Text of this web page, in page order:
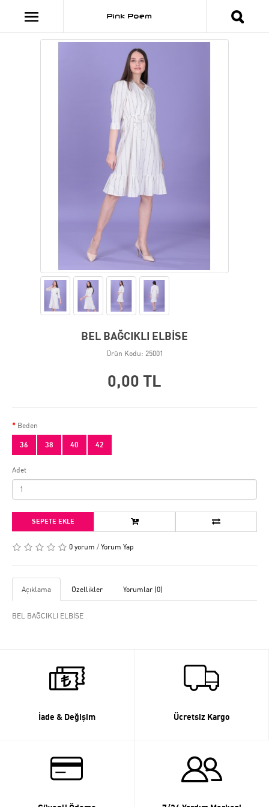
BEL BAĞCIKLI ELBİSE
Ürün Kodu: 25001
0,00 TL
Beden
36 38 40 42
Adet
SEPETE EKLE
0 yorum / Yorum Yap
Açıklama Özellikler Yorumlar (0)
BEL BAĞCIKLI ELBİSE
İade & Değişim Ücretsiz Kargo